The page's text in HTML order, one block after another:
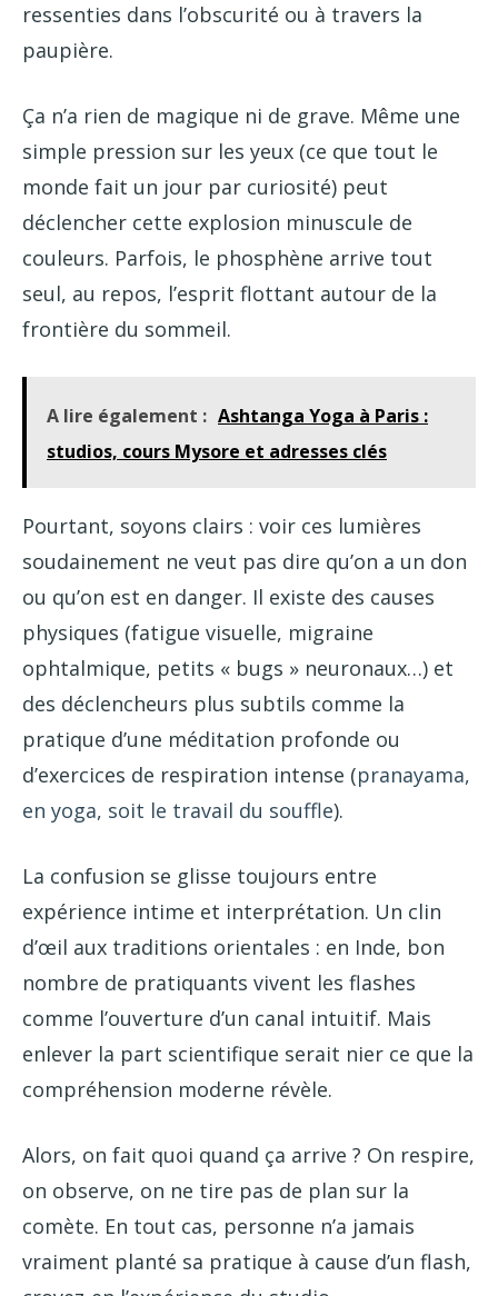
ressenties dans l’obscurité ou à travers la
paupière.
Ça n’a rien de magique ni de grave. Même une
simple pression sur les yeux (ce que tout le
monde fait un jour par curiosité) peut
déclencher cette explosion minuscule de
couleurs. Parfois, le phosphène arrive tout
seul, au repos, l’esprit flottant autour de la
frontière du sommeil.
A lire également : Ashtanga Yoga à Paris :
studios, cours Mysore et adresses clés
Pourtant, soyons clairs : voir ces lumières
soudainement ne veut pas dire qu’on a un don
ou qu’on est en danger. Il existe des causes
physiques (fatigue visuelle, migraine
ophtalmique, petits « bugs » neuronaux…) et
des déclencheurs plus subtils comme la
pratique d’une méditation profonde ou
d’exercices de respiration intense (pranayama,
en yoga, soit le travail du souffle).
La confusion se glisse toujours entre
expérience intime et interprétation. Un clin
d’œil aux traditions orientales : en Inde, bon
nombre de pratiquants vivent les flashes
comme l’ouverture d’un canal intuitif. Mais
enlever la part scientifique serait nier ce que la
compréhension moderne révèle.
Alors, on fait quoi quand ça arrive ? On respire,
on observe, on ne tire pas de plan sur la
comète. En tout cas, personne n’a jamais
vraiment planté sa pratique à cause d’un flash,